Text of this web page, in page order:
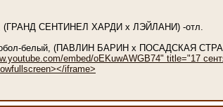
(ГРАНД СЕНТИНЕЛ ХАРДИ x ЛЭЙЛАНИ) -отл.
собол-белый, (ПАВЛИН БАРИН x ПОСАДСКАЯ
embed/oEKuwAWGB74" title="17
iframe>